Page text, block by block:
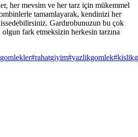
her mevsim ve her tarz için mükemmel
tamamlayarak, kendinizi her
Gardırobunuzun bu çok
olgun fark etmeksizin herkesin tarzına
#rahatgiyim#yazlikgomlek#